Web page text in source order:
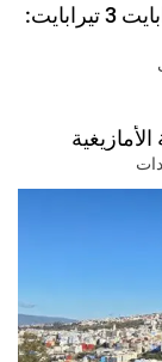
اكتشف مليلية مع خصم يصل إلى 751 تيرابايت 3 تيرابايت: